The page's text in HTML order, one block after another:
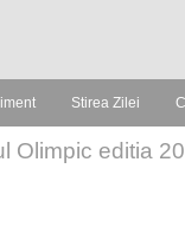
Stirea Zilei
Olimpic editia